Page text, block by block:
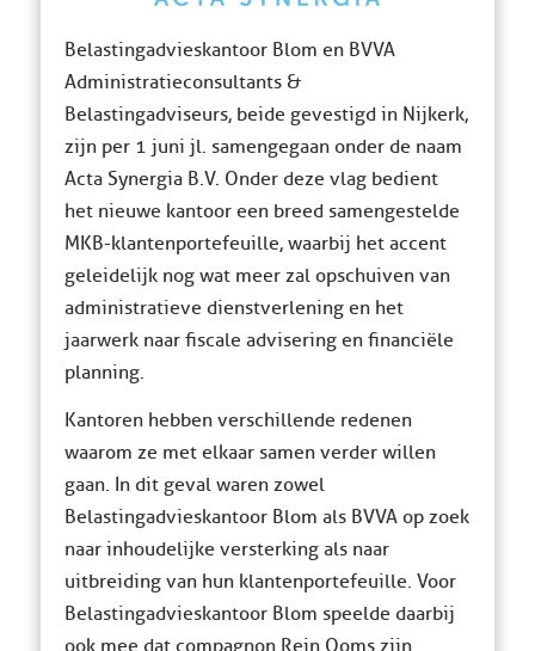
Belastingadvieskantoor Blom en BVVA
Administratieconsultants &
Belastingadviseurs, beide gevestigd in Nijkerk,
zijn per 1 juni jl. samengegaan onder de naam
Acta Synergia B.V. Onder deze vlag bedient
het nieuwe kantoor een breed samengestelde
MKB-klantenportefeuille, waarbij het accent
geleidelijk nog wat meer zal opschuiven van
administratieve dienstverlening en het
jaarwerk naar fiscale advisering en financiële
planning.
Kantoren hebben verschillende redenen
waarom ze met elkaar samen verder willen
gaan. In dit geval waren zowel
Belastingadvieskantoor Blom als BVVA op zoek
naar inhoudelijke versterking als naar
uitbreiding van hun klantenportefeuille. Voor
Belastingadvieskantoor Blom speelde daarbij